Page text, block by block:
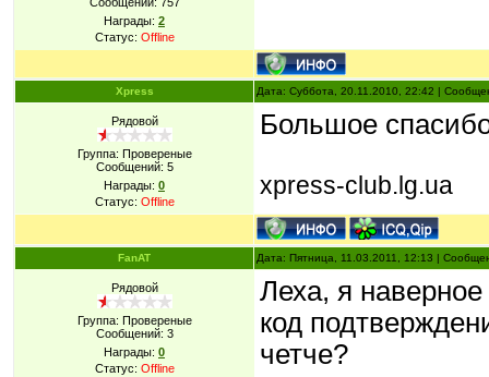
Сообщений: 757
Награды: 2
Статус: Offline
Xpress Дата: Суббота, 20.11.2010, 22:42 |
Рядовой
Группа: Провереные
Сообщений: 5
Награды: 0
Статус: Offline
Большое
xpress-club.lg.ua
FanAT Дата: Пятница, 11.03.2011, 12:13 |
Рядовой
Группа: Провереные
Сообщений: 3
Награды: 0
Статус: Offline
Леха, я
код
четче?